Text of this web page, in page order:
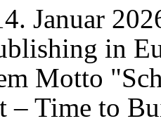
Januar
in
Motto
– Time to